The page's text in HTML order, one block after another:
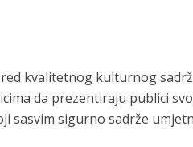
kvalitetnog kulturnog
da prezentiraju publici
sasvim sigurno sadrže